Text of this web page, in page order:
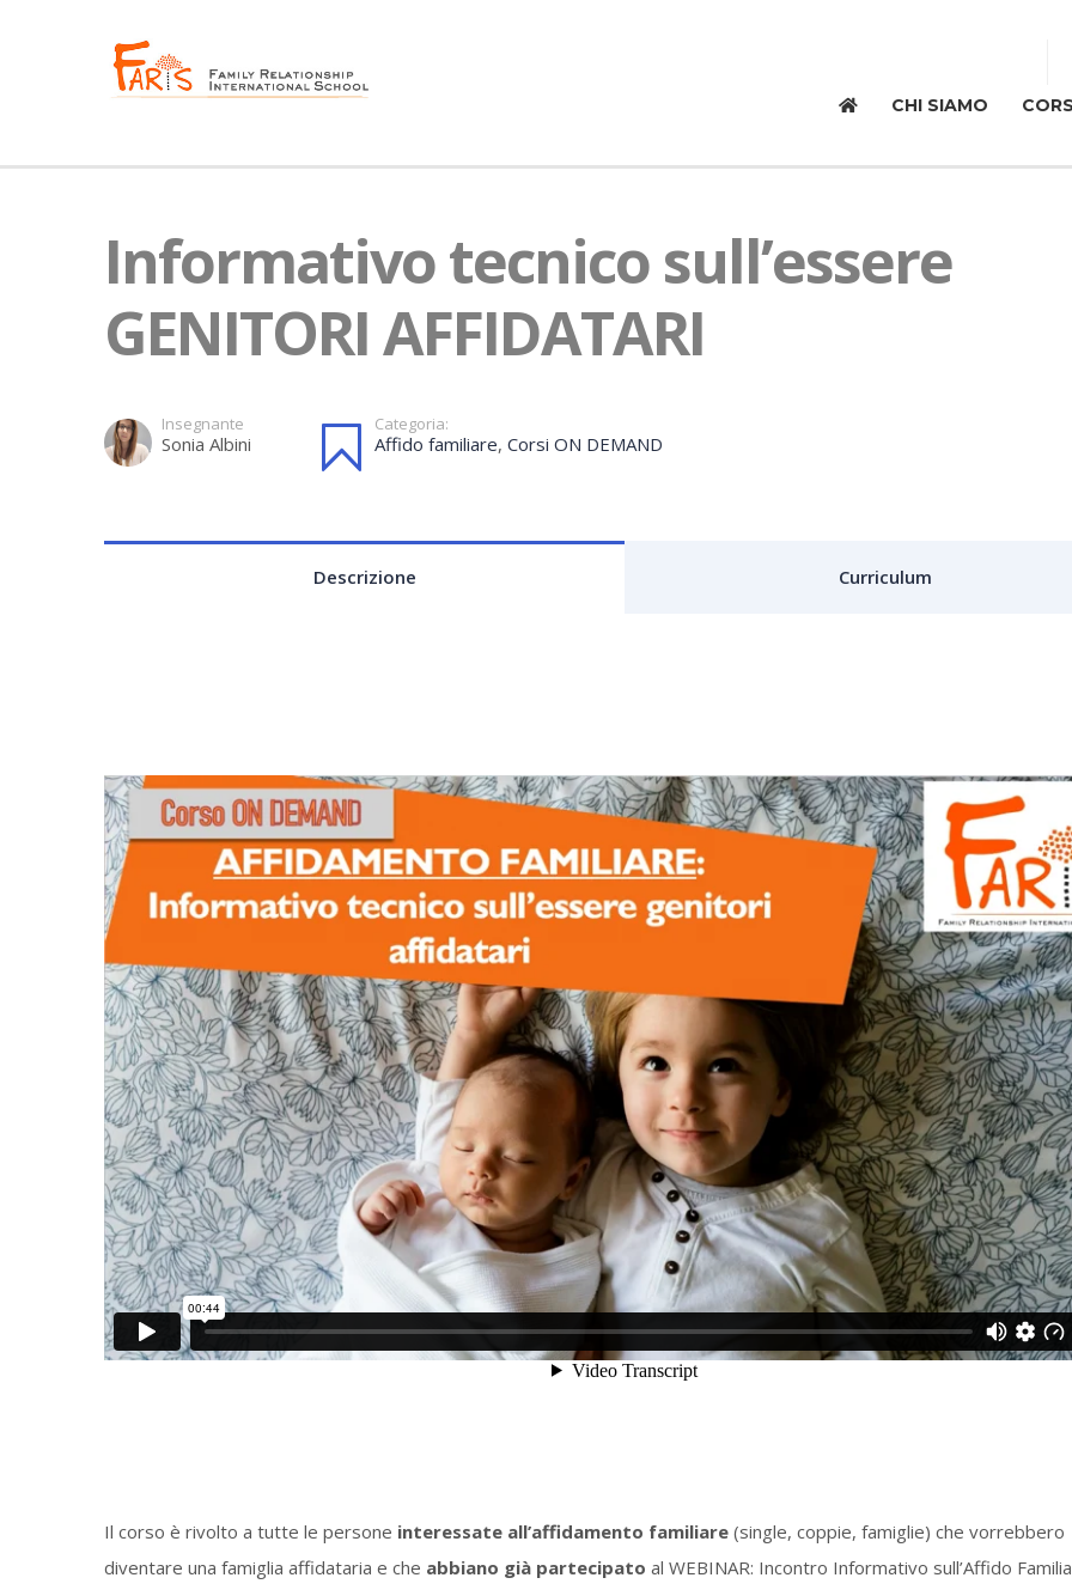
CHI SIAMO
Informativo tecnico sull’essere
GENITORI AFFIDATARI
Insegnante
Sonia Albini
Categoria:
Affido familiare, Corsi ON DEMAND
Descrizione Curriculum
Il corso è rivolto a tutte le persone interessate all’affidamento familiare (single, coppie, famiglie) che vorrebbero
diventare una famiglia affidataria e che abbiano già partecipato al WEBINAR: Incontro Informativo sull’Affido